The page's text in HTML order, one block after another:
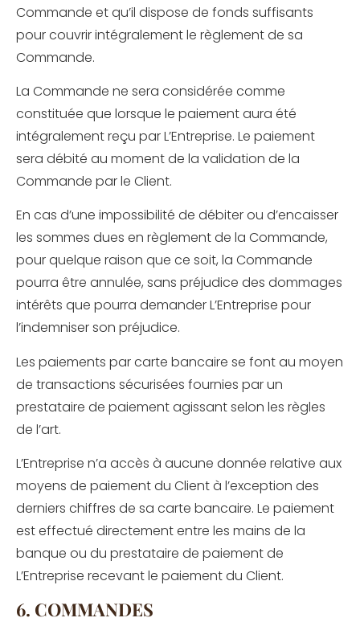
Commande et qu’il dispose de fonds suffisants
pour couvrir intégralement le règlement de sa
Commande.
La Commande ne sera considérée comme
constituée que lorsque le paiement aura été
intégralement reçu par L’Entreprise. Le paiement
sera débité au moment de la validation de la
Commande par le Client.
En cas d’une impossibilité de débiter ou d’encaisser
les sommes dues en règlement de la Commande,
pour quelque raison que ce soit, la Commande
pourra être annulée, sans préjudice des dommages
intérêts que pourra demander L’Entreprise pour
l’indemniser son préjudice.
Les paiements par carte bancaire se font au moyen
de transactions sécurisées fournies par un
prestataire de paiement agissant selon les règles
de l’art.
L’Entreprise n’a accès à aucune donnée relative aux
moyens de paiement du Client à l’exception des
derniers chiffres de sa carte bancaire. Le paiement
est effectué directement entre les mains de la
banque ou du prestataire de paiement de
L’Entreprise recevant le paiement du Client.
6. COMMANDES